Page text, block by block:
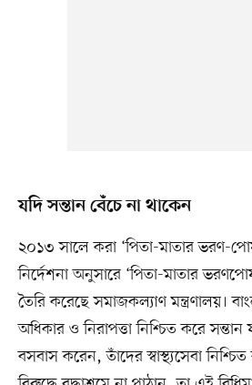
যদি সন্তান বেঁচে না থাকেন
২০১৩ সালে করা ‘পিতা-মাতার ভরণ-
নির্দেশনা অনুসারে ‘পিতা-মাতার
তৈরি করেছে সমাজকল্যাণ মন্ত্রণালয়।
অধিকার ও নিরাপত্তা নিশ্চিত করে সন্তান
বসবাস করেন, তাঁদের স্বাস্থ্যসেবা